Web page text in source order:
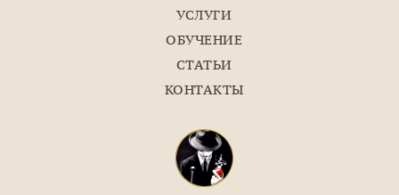
УСЛУГИ
ОБУЧЕНИЕ
СТАТЬИ
КОНТАКТЫ